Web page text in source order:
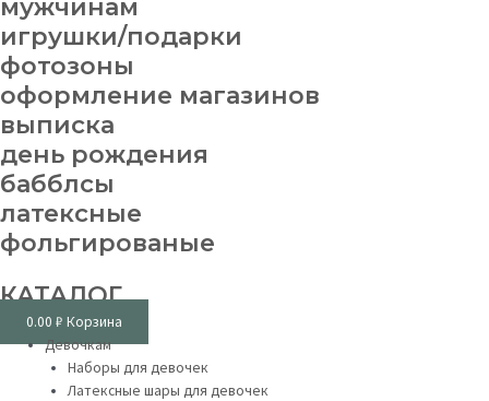
мужчинам
игрушки/подарки
фотозоны
оформление магазинов
выписка
день рождения
бабблсы
латексные
фольгированые
КАТАЛОГ
0.00 ₽ Корзина
Девочкам
Наборы для девочек
Латексные шары для девочек